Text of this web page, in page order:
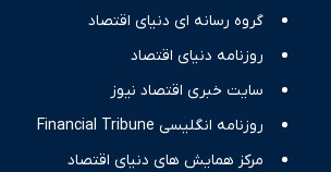
نیازهای خبری مخاطبان در حوزه‌های اثرگذار بر
حرفه‌ای و روزآمد پوشش می‌دهیم.
گروه رسانه ای دنیای اقتصاد
روزنامه دنیای اقتصاد
سایت خبری اقتصاد نیوز
روزنامه انگلیسی Financial Tribune
مرکز همایش های دنیای اقتصاد